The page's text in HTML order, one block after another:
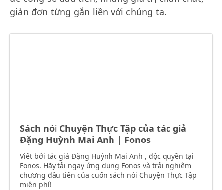
giản đơn từng gắn liền với chúng ta.
Sách nói Chuyện Thực Tập của tác giả
Đặng Huỳnh Mai Anh | Fonos
Viết bởi tác giả Đặng Huỳnh Mai Anh , độc quyền tại
Fonos. Hãy tải ngay ứng dụng Fonos và trải nghiệm
chương đầu tiên của cuốn sách nói Chuyện Thực Tập
miễn phí!